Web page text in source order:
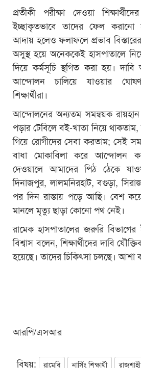
প্রতীকী পরীক্ষা দেওয়া
ইচ্ছাকৃতভাবে তাদের ফেল
আদায় হলেও ফলাফলে প্রভাব
অসুস্থ হয়ে অনেককেই হাসপাতালে
দিয়ে কর্মসূচি স্থগিত করা হয়।
আন্দোলন চালিয়ে যাওয়ার
শিক্ষার্থীরা।
আন্দোলনের অন্যতম সমন্বয়ক
পড়ার টেবিলে বই-খাতা নিয়ে থাকতাম,
গিয়ে রোগীদের সেবা করতাম; সেই
বাধা মোকাবিলা করে আন্দোলন
দেওয়ালে আমাদের পিঠ ঠেকে
দিনাজপুর, লালমনিরহাট, বগুড়া,
পর দিন রাস্তায় পড়ে আছি। বেশ
মানলে মৃত্যু ছাড়া কোনো পথ নেই।
রামেক হাসপাতালের জরুরি
বিশ্বাস বলেন, শিক্ষার্থীদের দাবি
হয়েছে। তাদের চিকিৎসা চলছে। আশা
আরপি/এসআর
বিষয়: রামেবি নার্সিং শিক্ষার্থী